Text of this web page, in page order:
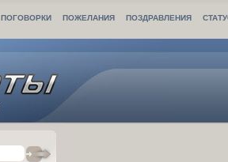
ПОГОВОРКИ ПОЖЕЛАНИЯ ПОЗДРАВЛЕНИЯ